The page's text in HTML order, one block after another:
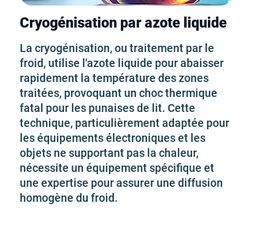
Cryogénisation par azote liquide
La cryogénisation, ou traitement par le
froid, utilise l'azote liquide pour abaisser
rapidement la température des zones
traitées, provoquant un choc thermique
fatal pour les punaises de lit. Cette
technique, particulièrement adaptée pour
les équipements électroniques et les
objets ne supportant pas la chaleur,
nécessite un équipement spécifique et
une expertise pour assurer une diffusion
homogène du froid.